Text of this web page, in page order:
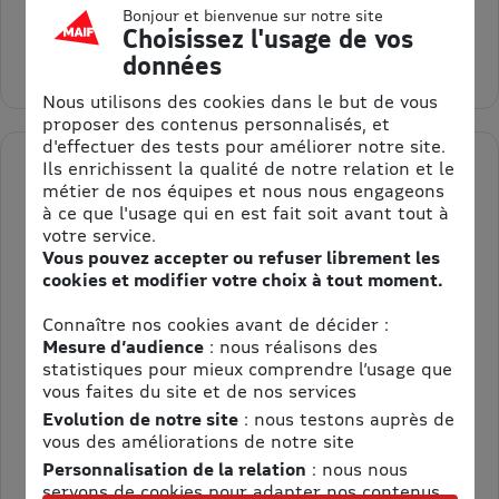
= 1,00 € d’économie
Sélectionner la quantité pour Loisirs Loire Valley Envoi sous
Loisirs Loire Valley
Envoi sous 48H ouvrées Parcours Filet
Validité : 03/07/2027
Parcours Filet
Envoi sous 48H
14,00 €
Au lieu de 15,00 €
= 1,00 € d’économie
Bonjour et bienvenue sur notre site
Choisissez l'usage de vos
données
Nous utilisons des cookies dans le but de vous
proposer des contenus personnalisés, et
d'effectuer des tests pour améliorer notre site.
Ils enrichissent la qualité de notre relation et le
métier de nos équipes et nous nous engageons
à ce que l'usage qui en est fait soit avant tout à
votre service.
Vous pouvez accepter ou refuser librement les
cookies et modifier votre choix à tout moment.
Connaître nos cookies avant de décider :
Mesure d’audience: nous réalisons des
statistiques pour mieux comprendre l’usage que
vous faites du site et de nos services
Evolution de notre site: nous testons auprès de
vous des améliorations de notre site
Personnalisation de la relation : nous nous
servons de cookies pour adapter nos contenus